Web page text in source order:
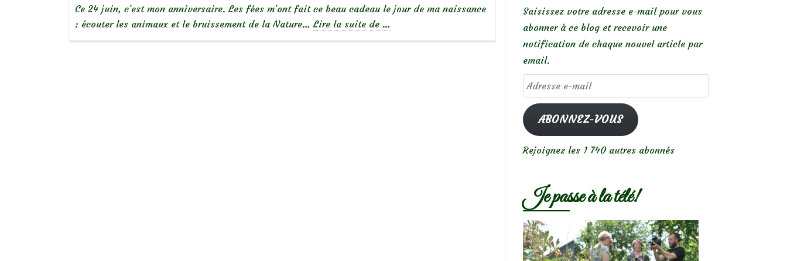
Ce 24 juin, c’est mon anniversaire. Les fées m’ont fait ce beau cadeau le jour de ma naissance
: écouter les animaux et le bruissement de la Nature… Lire la suite de …
Saisissez votre adresse e-mail pour vous
abonner à ce blog et recevoir une
notification de chaque nouvel article par
email.
Adresse
e-
mailABONNEZ-VOUS
Rejoignez les 1 740 autres abonnés
Je passe à la télé!